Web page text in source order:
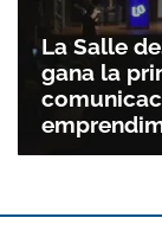
La Salle
gana la